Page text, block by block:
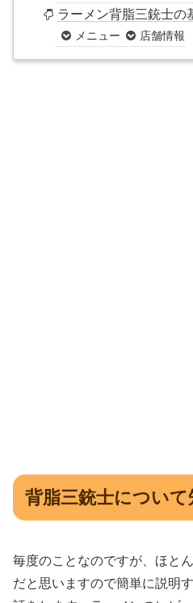
ラーメン背脂三銃士の
メニュー 店舗情報
背脂三銃士につい
毎度のことなのですが、ほと
だと思いますので簡単に説明